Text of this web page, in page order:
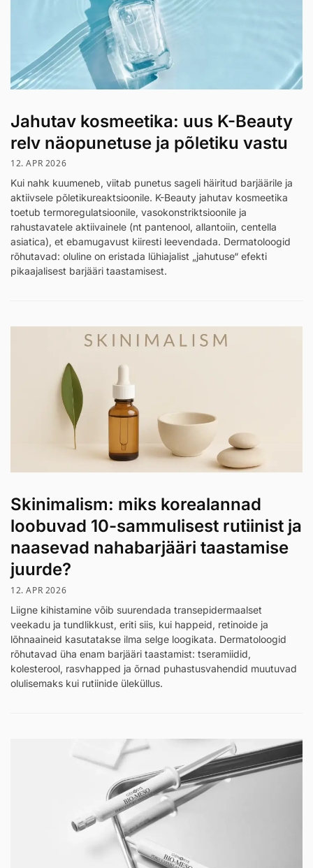
Jahutav kosmeetika: uus K-Beauty
relv näopunetuse ja põletiku vastu
12. APR 2026
Kui nahk kuumeneb, viitab punetus sageli häiritud barjäärile ja
aktiivsele põletikureaktsioonile. K-Beauty jahutav kosmeetika
toetub termoregulatsioonile, vasokonstriktsioonile ja
rahustavatele aktiivainele (nt pantenool, allantoiin, centella
asiatica), et ebamugavust kiiresti leevendada. Dermatoloogid
rõhutavad: oluline on eristada lühiajalist „jahutuse“ efekti
pikaajalisest barjääri taastamisest.
Skinimalism: miks korealannad
loobuvad 10-sammulisest rutiinist ja
naasevad nahabarjääri taastamise
juurde?
12. APR 2026
Liigne kihistamine võib suurendada transepidermaalset
veekadu ja tundlikkust, eriti siis, kui happeid, retinoide ja
lõhnaaineid kasutatakse ilma selge loogikata. Dermatoloogid
rõhutavad üha enam barjääri taastamist: tseramiidid,
kolesterool, rasvhapped ja õrnad puhastusvahendid muutuvad
olulisemaks kui rutiinide üleküllus.